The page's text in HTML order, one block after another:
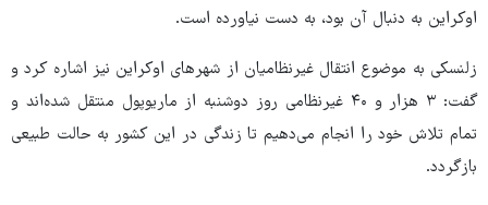
اوکراین به دنبال آن بود، به دست نیاورده است.
زلنسکی به موضوع انتقال غیرنظامیان از شهرهای اوکراین نیز اشاره کرد و
گفت: ۳ هزار و ۴۰ غیرنظامی روز دوشنبه از ماریوپول منتقل شده‌اند و
تمام تلاش خود را انجام می‌دهیم تا زندگی در این کشور به حالت طبیعی
بازگردد.